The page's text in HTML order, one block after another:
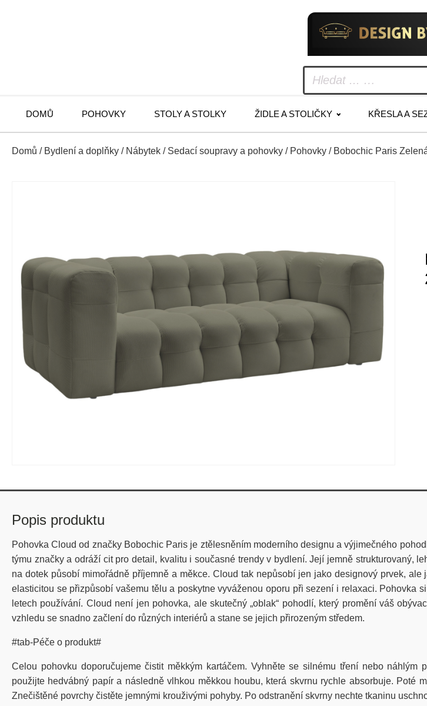
DOMŮ POHOVKY STOLY A STOLKY ŽIDLE A STOLIČKY KŘESLA A
Domů / Bydlení a doplňky / Nábytek / Sedací soupravy a pohovky / Pohovky / Bobochic Paris
Popis produktu
Pohovka Cloud od značky Bobochic Paris je ztělesněním moderního designu a výjimečného
týmu značky a odráží cit pro detail, kvalitu i současné trendy v bydlení. Její jemně strukturovaný,
na dotek působí mimořádně příjemně a měkce. Cloud tak nepůsobí jen jako designový prvek,
elasticitou se přizpůsobí vašemu tělu a poskytne vyváženou oporu při sezení i relaxaci. Pohovka
letech používání. Cloud není jen pohovka, ale skutečný „oblak“ pohodlí, který promění váš
vzhledu se snadno začlení do různých interiérů a stane se jejich přirozeným středem.
#tab-Péče o produkt#
Celou pohovku doporučujeme čistit měkkým kartáčem. Vyhněte se silnému tření nebo
použijte hedvábný papír a následně vlhkou měkkou houbu, která skvrnu rychle absorbuje. Poté
Znečištěné povrchy čistěte jemnými krouživými pohyby. Po odstranění skvrny nechte tkaninu